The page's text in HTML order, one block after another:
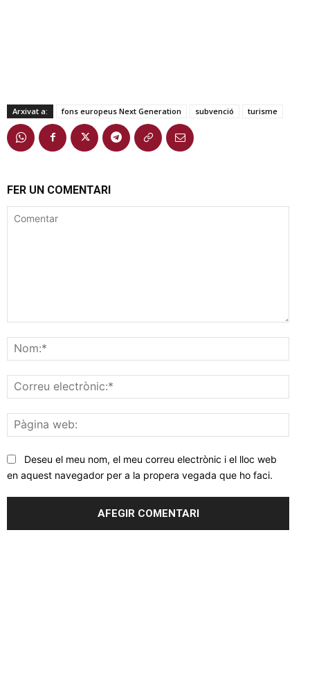
Arxivat a: fons europeus Next Generation subvenció turisme
FER UN COMENTARI
web:
Deseu el meu nom, el meu correu electrònic i el lloc web
en aquest navegador per a la propera vegada que ho faci.